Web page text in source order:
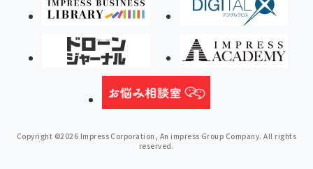
Copyright ©2026 Impress Corporation, An impress Group Company. All rights
reserved.